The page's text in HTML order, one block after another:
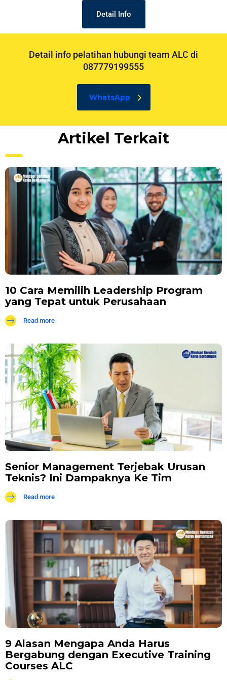
Detail Info
Detail info pelatihan hubungi team ALC di
087779199555
WhatsApp
Artikel Terkait
10 Cara Memilih Leadership Program
yang Tepat untuk Perusahaan
Read more
Senior Management Terjebak Urusan
Teknis? Ini Dampaknya Ke Tim
Read more
9 Alasan Mengapa Anda Harus
Bergabung dengan Executive Training
Courses ALC